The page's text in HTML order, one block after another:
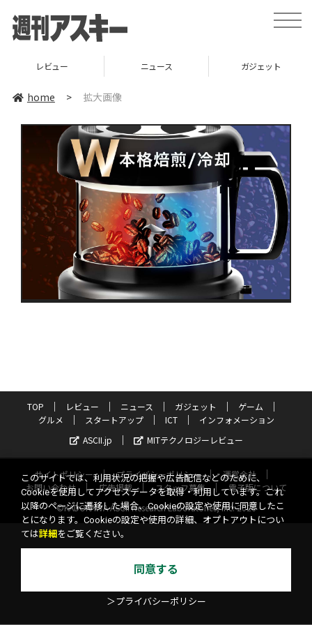
toggle
レビュー ニュース ガジェット
home > 拡大画像
TOP レビュー ニュース ガジェット
ゲーム
グルメ
スタートアップ ICT
インフォメーション
ASCII.jp
MITテクノロジーレビュー
サイトポリシー プライバシーポリシー
運営会社
お問い合わせ
広告掲載 スタッフ募集
電子版について
©KADOKAWA ASCII Research Laboratories, Inc. 2026
このサイトでは、利用状況の把握や広告配信などのために、
Cookieを使用してアクセスデータを取得・利用しています。これ
以降のページに遷移した場合、Cookieの設定や使用に同意したこ
とになります。Cookieの設定や使用の詳細、オプトアウトについ
ては詳細 をご覧ください。
同意する
＞プライバシーポリシー